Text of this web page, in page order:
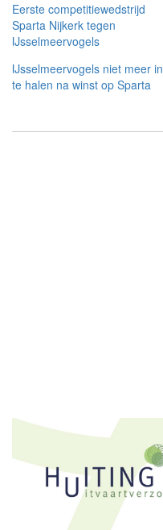
Eerste competitiewedstrijd
Sparta Nijkerk tegen
IJsselmeervogels
IJsselmeervogels niet meer in
te halen na winst op Sparta